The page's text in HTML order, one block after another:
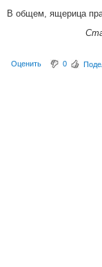
В общем, ящерица
Оценить
0